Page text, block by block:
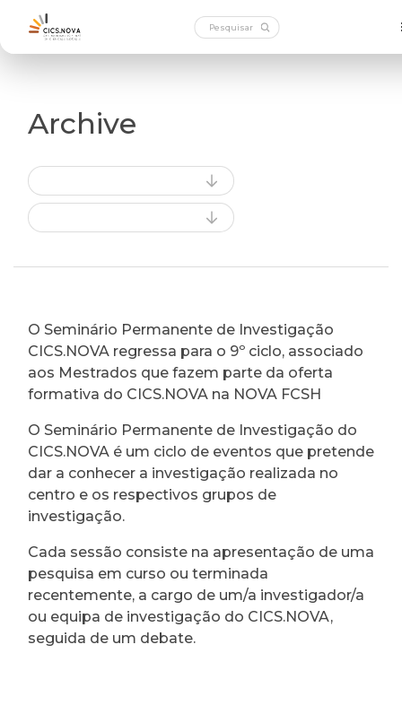
Archive
O Seminário Permanente de Investigação
CICS.NOVA regressa para o 9º ciclo, associado
aos Mestrados que fazem parte da oferta
formativa do CICS.NOVA na NOVA FCSH
O Seminário Permanente de Investigação do
CICS.NOVA é um ciclo de eventos que pretende
dar a conhecer a investigação realizada no
centro e os respectivos grupos de
investigação.
Cada sessão consiste na apresentação de uma
pesquisa em curso ou terminada
recentemente, a cargo de um/a investigador/a
ou equipa de investigação do CICS.NOVA,
seguida de um debate.